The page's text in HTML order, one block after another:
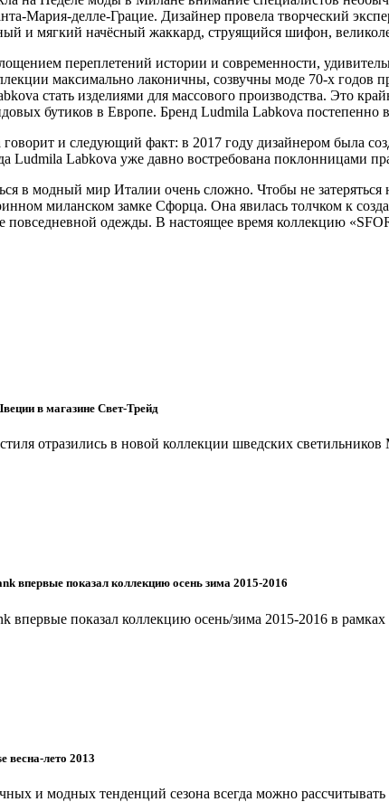
Мария-делле-Грацие. Дизайнер провела творческий
и мягкий начёсный жаккард, струящийся шифон,
переплетений истории и современности,
максимально лаконичны, созвучны моде 70-х годов
стать изделиями для массового производства. Это
бутиков в Европе. Бренд Ludmila Labkova
и следующий факт: в 2017 году дизайнером была
Ludmila Labkova уже давно востребована поклонницами
в модный мир Италии очень сложно. Чтобы не
миланском замке Сфорца. Она явилась толчком к
повседневной одежды. В настоящее время коллекцию
в магазине Свет-Трейд
отразились в новой коллекции шведских
впервые показал коллекцию осень зима 2015-2016
впервые показал коллекцию осень/зима 2015-2016 в
весна-лето 2013
и модных тенденций сезона всегда можно